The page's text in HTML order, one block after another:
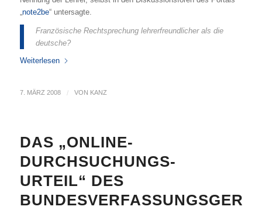
„note2be“ untersagte.
Französische Rechtsprechung lehrerfreundlicher als die
deutsche?
Weiterlesen
7. MÄRZ 2008 / VON KANZ
DAS „ONLINE-
DURCHSUCHUNGS-
URTEIL“ DES